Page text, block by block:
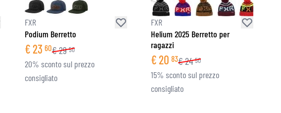
FXR
Podium Berretto
€23 60€29 50
20% sconto sul prezzo
consigliato
FXR
Helium 2025 Berretto per
ragazzi
€20 83€24 50
15% sconto sul prezzo
consigliato